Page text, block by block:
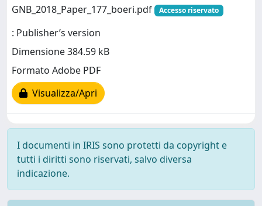
GNB_2018_Paper_177_boeri.pdf
Accesso riservato
: Publisher’s version
Dimensione 384.59 kB
Formato Adobe PDF
Visualizza/Apri
I documenti in IRIS sono protetti da copyright e
tutti i diritti sono riservati, salvo diversa
indicazione.